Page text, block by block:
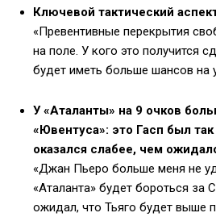
Ключевой тактический
«Превентивные перекрытия
на поле. У кого это получится
будет иметь больше шансов на
У «Аталанты» на 9 очков
«Ювентуса»: это Гасп был
оказался слабее, чем
«Джан Пьеро больше меня не
«Аталанта» будет бороться за
ожидал, что Тьяго будет выше